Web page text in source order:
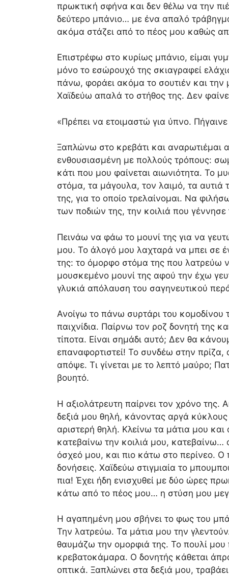
πρωκτική σφήνα και δεν θέλω να την
δεύτερο μπάνιο… με ένα απαλό
ακόμα στάζει από το πέος μου καθώς
Επιστρέφω στο κυρίως μπάνιο, είμαι
μόνο το εσώρουχό της σκιαγραφεί
πάνω, φοράει ακόμα το σουτιέν και
Χαϊδεύω απαλά το στήθος της. Δεν
«Πρέπει να ετοιμαστώ για ύπνο.
Ξαπλώνω στο κρεβάτι και
ενθουσιασμένη με πολλούς τρόπους:
κάτι που μου φαίνεται αιωνιότητα. Το
στόμα, τα μάγουλα, τον λαιμό, τα
της, για το οποίο τρελαίνομαι. Να
των ποδιών της, την κοιλιά που
Πεινάω να φάω το μουνί της για να
μου. Το άλογό μου λαχταρά να μπει σε
της: το όμορφο στόμα της που λατρεύω
μουσκεμένο μουνί της αφού την έχω
γλυκιά απόλαυση του σαγηνευτικού
Ανοίγω το πάνω συρτάρι του
παιχνίδια. Παίρνω τον ροζ δονητή της
τίποτα. Είναι σημάδι αυτό; Δεν θα
επαναφορτιστεί! Το συνδέω στην πρίζα,
απόψε. Τι γίνεται με το λεπτό μαύρο;
βουητό.
Η αξιολάτρευτη παίρνει τον χρόνο
δεξιά μου θηλή, κάνοντας αργά
αριστερή θηλή. Κλείνω τα μάτια μου
κατεβαίνω την κοιλιά μου, κατεβαίνω…
όσχεό μου, και πιο κάτω στο περίνεο. Ο
δονήσεις. Χαϊδεύω στιγμιαία το
πια! Έχει ήδη ενισχυθεί με δύο ώρες
κάτω από το πέος μου… η στύση μου
Η αγαπημένη μου σβήνει το φως του
Την λατρεύω. Τα μάτια μου την
θαυμάζω την ομορφιά της. Το πουλί
κρεβατοκάμαρα. Ο δονητής κάθεται
οπτικά. Ξαπλώνει στα δεξιά μου,